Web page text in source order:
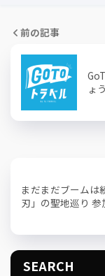
前の記事
ょ
まだまだブームは
刃」の聖地巡り
SEARCH